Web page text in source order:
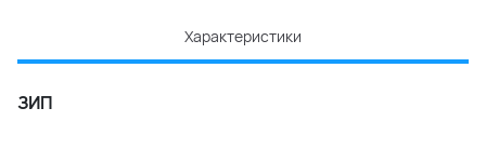
Характеристики
ЗИП